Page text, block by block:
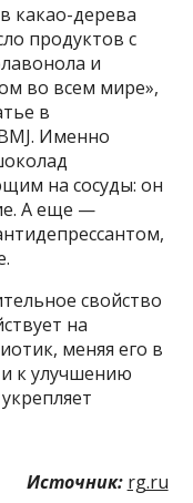
какао-дерева
продуктов с
и
во всем мире»,
в
Именно
на сосуды: он
А еще —
свойство
на
меняя его в
к улучшению
Источник: rg.ru